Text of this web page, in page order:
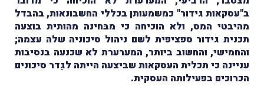
ב"עסקאות גידור" כמשמעותן בכללי החשבונאות, בהבדל
מהיבטי המס, ולא הוכיחה כי מבּחינה מהותית בוצעה
תכנית גידור ספציפית לשם ניהול סיכוניה שלה עצמה;
והחמישי, והחשוב ביותר, המערערת לא שכנעה בנסיבות
עניינה כי תכלית העסקאות שביצעה הייתה לגַדר סיכונים
הכרוכים בפעילותה העסקית.